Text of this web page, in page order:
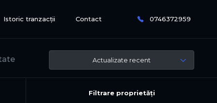
Istoric tranzacții Contact 0746372959
Actualizate recent
Filtrare proprietăți